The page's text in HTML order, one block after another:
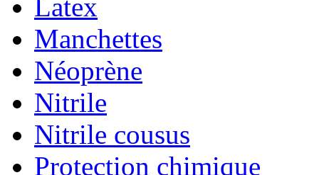
Latex
Manchettes
Néoprène
Nitrile
Nitrile cousus
Protection chimique